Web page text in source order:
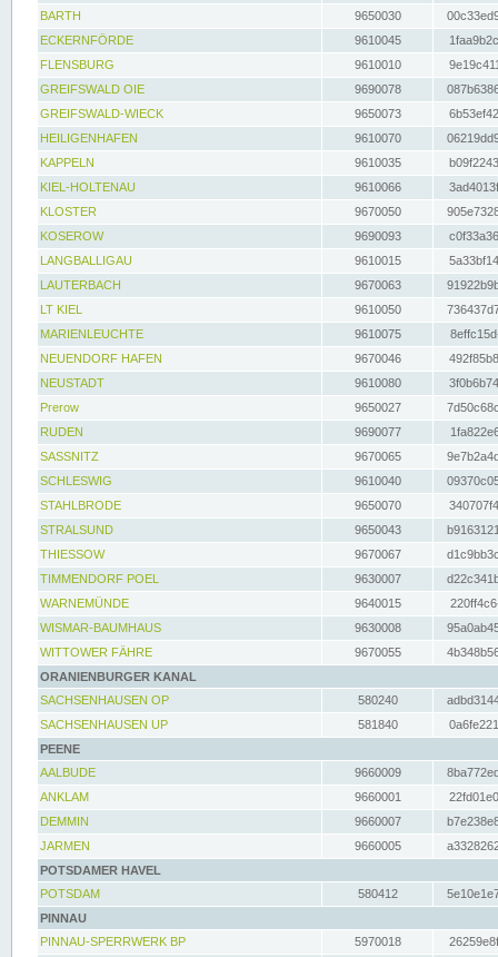
BARTH
9650030
ECKERNFÖRDE
9610045
FLENSBURG
9610010
GREIFSWALD OIE
9690078
GREIFSWALD-WIECK
9650073
HEILIGENHAFEN
9610070
KAPPELN
9610035
KIEL-HOLTENAU
9610066
KLOSTER
9670050
KOSEROW
9690093
LANGBALLIGAU
9610015
LAUTERBACH
9670063
LT KIEL
9610050
MARIENLEUCHTE
9610075
NEUENDORF HAFEN
9670046
NEUSTADT
9610080
Prerow
9650027
RUDEN
9690077
SASSNITZ
9670065
SCHLESWIG
9610040
STAHLBRODE
9650070
STRALSUND
9650043
THIESSOW
9670067
TIMMENDORF POEL
9630007
WARNEMÜNDE
9640015
WISMAR-BAUMHAUS
9630008
WITTOWER FÄHRE
9670055
ORANIENBURGER KANAL
SACHSENHAUSEN OP
580240
SACHSENHAUSEN UP
581840
PEENE
AALBUDE
9660009
ANKLAM
9660001
DEMMIN
9660007
JARMEN
9660005
POTSDAMER HAVEL
POTSDAM
580412
PINNAU
PINNAU-SPERRWERK BP
5970018